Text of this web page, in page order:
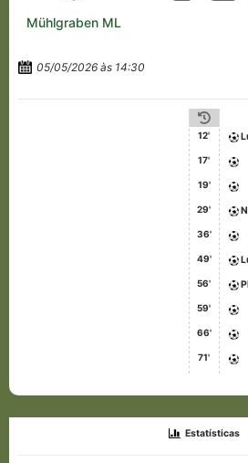
Mühlgraben ML
05/05/2026 às 14:30
12'
17'
19'
29'
36'
49'
56'
59'
66'
71'
Estatísticas